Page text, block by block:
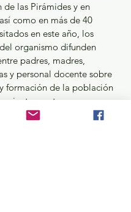
de las Pirámides y en
como en más de 40
en este año, los
organismo difunden
padres, madres,
y personal docente sobre
formación de la población
orientan en temas que
habilidades para la